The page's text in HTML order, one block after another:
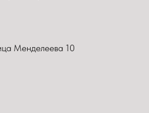
Менделеева 10